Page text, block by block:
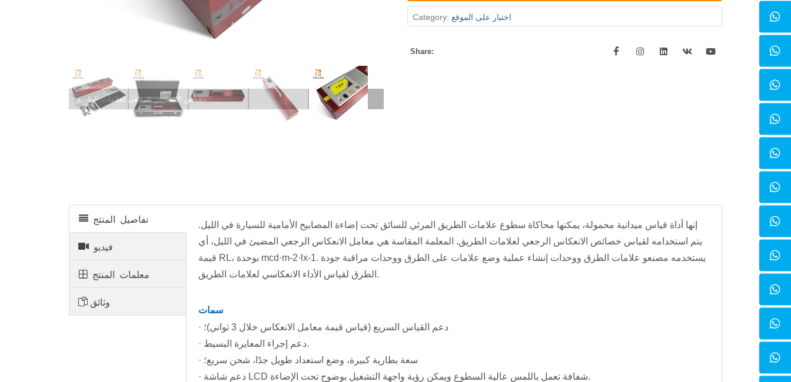
مقياس الانعكاس الرجعي لعلامات الطريق
Category: اختبار على الموقع
Share:
تفاصيل المنتج
فيديو
معلمات المنتج
وثائق
إنها أداة قياس ميدانية محمولة، يمكنها محاكاة سطوع علامات الطريق المرئي للسائق تحت إضاءة المصابيح الأمامية للسيارة في الليل.
يتم استخدامه لقياس خصائص الانعكاس الرجعي لعلامات الطريق. المعلمة المقاسة هي معامل الانعكاس الرجعي المضيئ في الليل، أي
قيمة RL، بوحدة mcd·m-2·lx-1. يستخدمه مصنعو علامات الطرق ووحدات إنشاء عملية وضع علامات على الطرق ووحدات مراقبة جودة
الطرق لقياس الأداء الانعكاسي لعلامات الطريق.
سمات
· دعم القياس السريع (قياس قيمة معامل الانعكاس خلال 3 ثواني)؛
· دعم إجراء المعايرة البسيط.
· سعة بطارية كبيرة، وضع استعداد طويل جدًا، شحن سريع؛
· دعم شاشة LCD شفافة تعمل باللمس عالية السطوع ويمكن رؤية واجهة التشغيل بوضوح تحت الإضاءة.